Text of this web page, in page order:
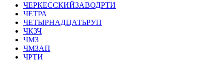
ЧЕРКЕССКИЙЗАВОДРТИ
ЧЕТРА
ЧЕТЫРНАДЦАТЬРУП
ЧКЗЧ
ЧМЗ
ЧМЗАП
ЧРТИ